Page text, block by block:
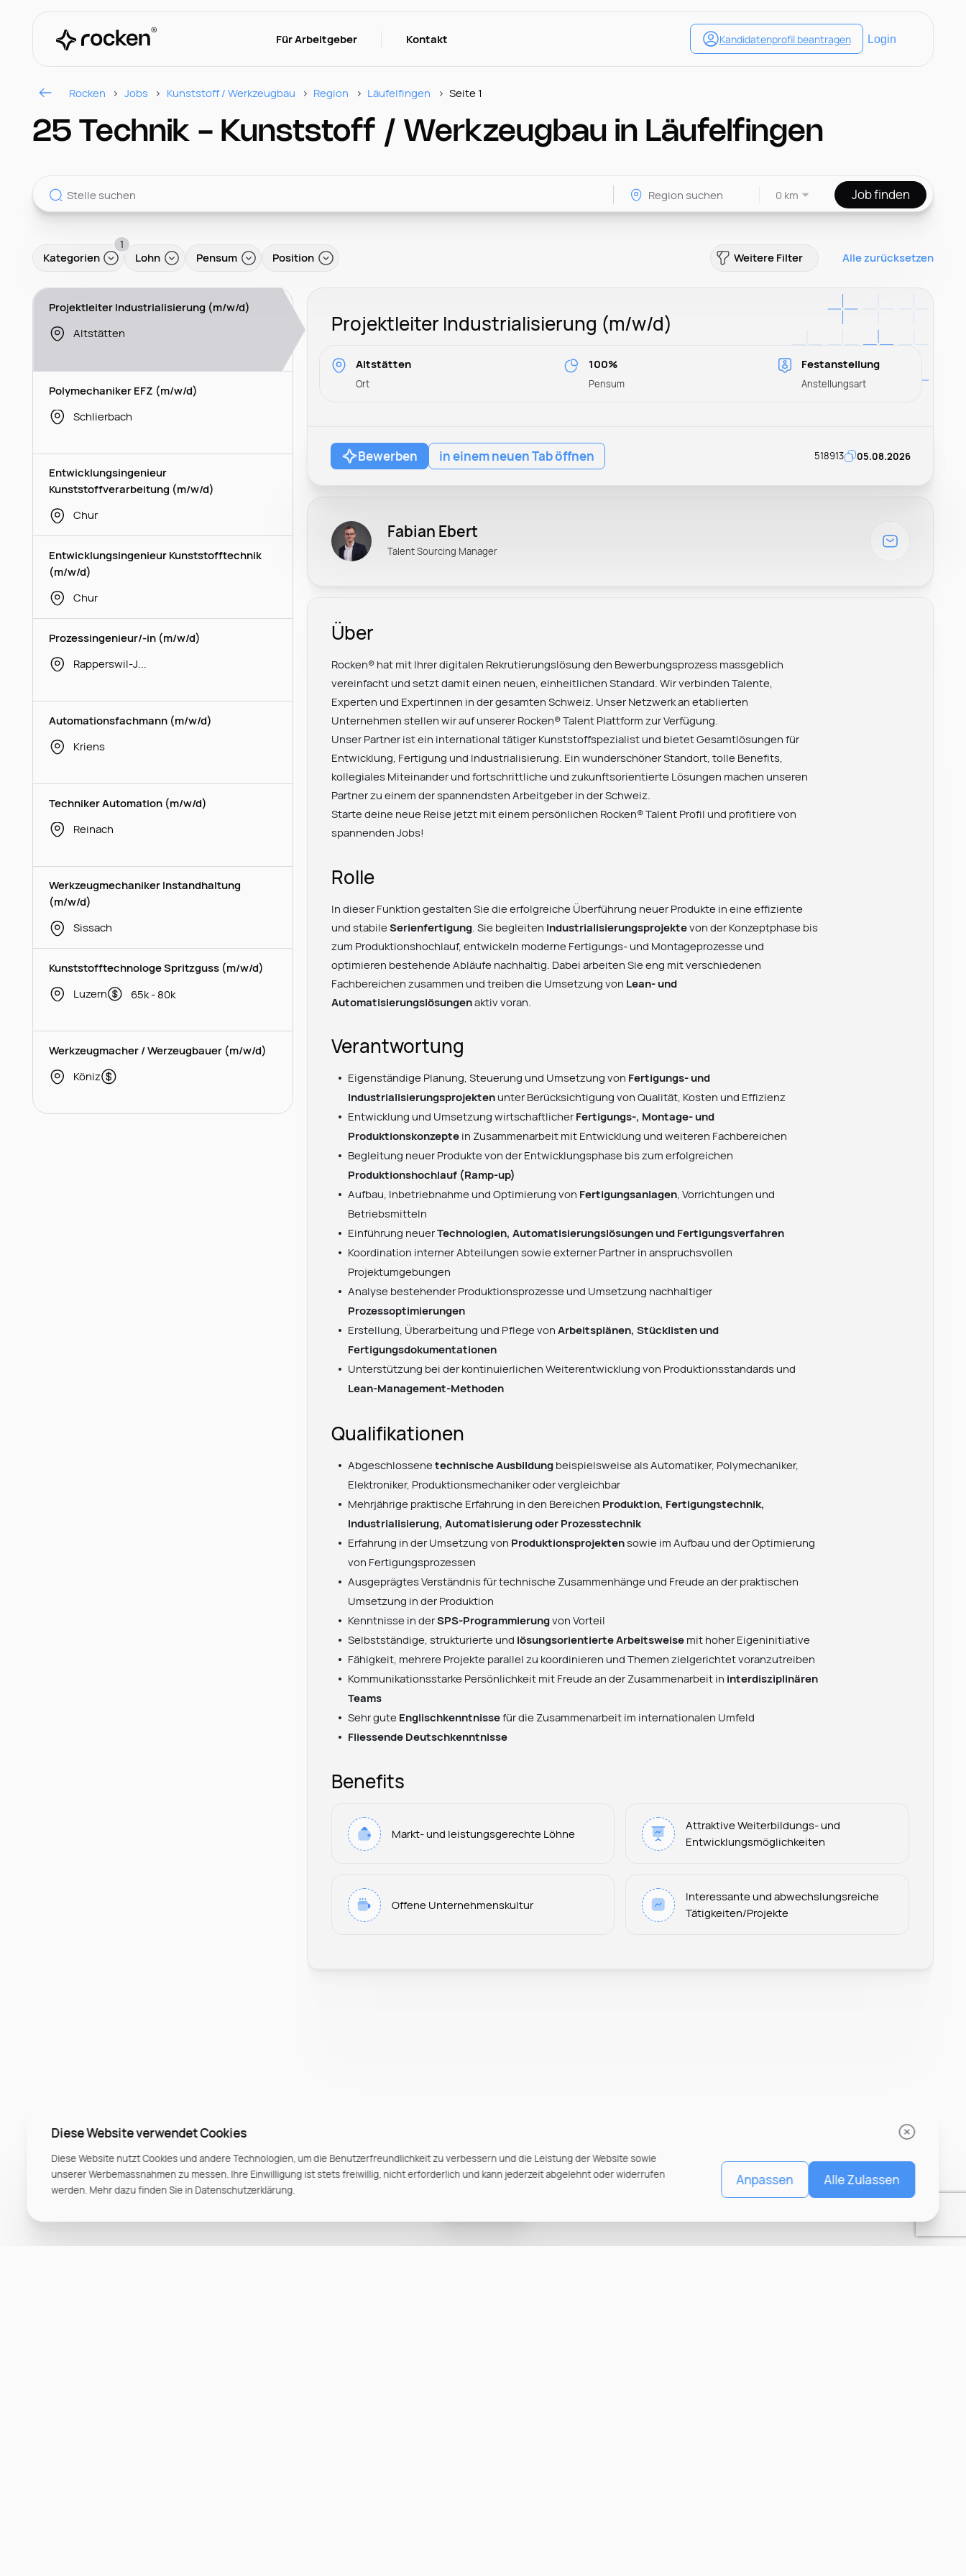
Für Arbeitgeber Kontakt
Rocken Jobs Kunststoff / Werkzeugbau Region Läufelfingen Seite 1
25 Technik - Kunststoff / Werkzeugbau in Läufelfingen
0 km Job finden
Kategorien
1
Lohn Pensum Position Weitere Filter Alle zurücksetzen
Projektleiter Industrialisierung (m/w/d)
Altstätten
Polymechaniker EFZ (m/w/d)
Schlierbach
Entwicklungsingenieur
Kunststoffverarbeitung (m/w/d)
Chur
Entwicklungsingenieur Kunststofftechnik
(m/w/d)
Chur
Prozessingenieur/-in (m/w/d)
Automationsfachmann (m/w/d)
Kriens
Techniker Automation (m/w/d)
Reinach
Werkzeugmechaniker Instandhaltung
(m/w/d)
Sissach
Kunststofftechnologe Spritzguss (m/w/d)
Luzern
65k - 80k
Werkzeugmacher / Werzeugbauer (m/w/d)
Köniz
Projektleiter Industrialisierung (m/w/d)
Altstätten
Ort
100%
Pensum
Festanstellung
Anstellungsart
Bewerben in einem neuen Tab öffnen 518913 05.08.2026
Fabian Ebert
Talent Sourcing Manager
Über
Rocken® hat mit Ihrer digitalen Rekrutierungslösung den Bewerbungsprozess massgeblich
vereinfacht und setzt damit einen neuen, einheitlichen Standard. Wir verbinden Talente,
Experten und Expertinnen in der gesamten Schweiz. Unser Netzwerk an etablierten
Unternehmen stellen wir auf unserer Rocken® Talent Plattform zur Verfügung.
Unser Partner ist ein international tätiger Kunststoffspezialist und bietet Gesamtlösungen für
Entwicklung, Fertigung und Industrialisierung. Ein wunderschöner Standort, tolle Benefits,
kollegiales Miteinander und fortschrittliche und zukunftsorientierte Lösungen machen unseren
Partner zu einem der spannendsten Arbeitgeber in der Schweiz.
Starte deine neue Reise jetzt mit einem persönlichen Rocken® Talent Profil und profitiere von
spannenden Jobs!
Rolle
In dieser Funktion gestalten Sie die erfolgreiche Überführung neuer Produkte in eine effiziente
und stabileSerienfertigung . Sie begleiten Industrialisierungsprojektevon der Konzeptphase bis
zum Produktionshochlauf, entwickeln moderne Fertigungs- und Montageprozesse und
optimieren bestehende Abläufe nachhaltig. Dabei arbeiten Sie eng mit verschiedenen
Fachbereichen zusammen und treiben die Umsetzung von Lean- und
Automatisierungslösungenaktiv voran.
Verantwortung
Eigenständige Planung, Steuerung und Umsetzung von Fertigungs- und
Industrialisierungsprojekten unter Berücksichtigung von Qualität, Kosten und Effizienz
Entwicklung und Umsetzung wirtschaftlicher Fertigungs-, Montage- und
Produktionskonzepte in Zusammenarbeit mit Entwicklung und weiteren Fachbereichen
Begleitung neuer Produkte von der Entwicklungsphase bis zum erfolgreichen
Produktionshochlauf (Ramp-up)
Aufbau, Inbetriebnahme und Optimierung von Fertigungsanlagen, Vorrichtungen und
Betriebsmitteln
Einführung neuerTechnologien, Automatisierungslösungen und Fertigungsverfahren
Koordination interner Abteilungen sowie externer Partner in anspruchsvollen
Projektumgebungen
Analyse bestehender Produktionsprozesse und Umsetzung nachhaltiger
Prozessoptimierungen
Erstellung, Überarbeitung und Pflege vonArbeitsplänen, Stücklisten und
Fertigungsdokumentationen
Unterstützung bei der kontinuierlichen Weiterentwicklung von Produktionsstandards und
Lean-Management-Methoden
Qualifikationen
Abgeschlossenetechnische Ausbildung beispielsweise als Automatiker, Polymechaniker,
Elektroniker, Produktionsmechaniker oder vergleichbar
Mehrjährige praktische Erfahrung in den Bereichen Produktion, Fertigungstechnik,
Industrialisierung, Automatisierung oder Prozesstechnik
Erfahrung in der Umsetzung von Produktionsprojektensowie im Aufbau und der Optimierung
von Fertigungsprozessen
Ausgeprägtes Verständnis für technische Zusammenhänge und Freude an der praktischen
Umsetzung in der Produktion
Kenntnisse in derSPS-Programmierungvon Vorteil
Selbstständige, strukturierte und lösungsorientierte Arbeitsweise mit hoher Eigeninitiative
Fähigkeit, mehrere Projekte parallel zu koordinieren und Themen zielgerichtet voranzutreiben
Kommunikationsstarke Persönlichkeit mit Freude an der Zusammenarbeit in interdisziplinären
Teams
Sehr gute Englischkenntnissefür die Zusammenarbeit im internationalen Umfeld
Fliessende Deutschkenntnisse
Benefits
Markt- und leistungsgerechte Löhne
Attraktive Weiterbildungs- und
Entwicklungsmöglichkeiten
Offene Unternehmenskultur
Interessante und abwechslungsreiche
Tätigkeiten/Projekte
Leonard Ramin
Recruiter at Rocken
Diese Website verwendet Cookies
Diese Website nutzt Cookies und andere Technologien, um die Benutzerfreundlichkeit zu verbessern und die Leistung der Website sowie
unserer Werbemassnahmen zu messen. Ihre Einwilligung ist stets freiwillig, nicht erforderlich und kann jederzeit abgelehnt oder widerrufen
werden. Mehr dazu finden Sie in Datenschutzerklärung.
Anpassen Alle Zulassen